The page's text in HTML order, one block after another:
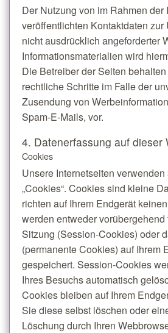
Der Nutzung von im Rahmen der
veröffentlichten Kontaktdaten zur
nicht ausdrücklich angeforderter
Informationsmaterialien wird
Die Betreiber der Seiten
rechtliche Schritte im Falle der
Zusendung von
Spam-E-Mails, vor.
4. Datenerfassung auf dieser
Cookies
Unsere Internetseiten
„Cookies“. Cookies sind kleine
richten auf Ihrem Endgerät
werden entweder
Sitzung (Session-Cookies) oder
(permanente Cookies) auf Ihrem
gespeichert. Session-Cookies
Ihres Besuchs automatisch
Cookies bleiben auf Ihrem
Sie diese selbst löschen oder
Löschung durch Ihren